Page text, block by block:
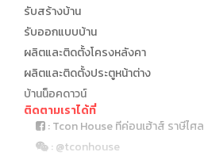
รับสร้างบ้าน
รับออกแบบบ้าน
ผลิตและติดตั้งโครงหลังคา
ผลิตและติดตั้งประตูหน้าต่าง
บ้านน็อคดาวน์
ติดตามเราได้ที่
: Tcon House ทีค่อนเฮ้าส์ ราษีไศล
: @tconhouse